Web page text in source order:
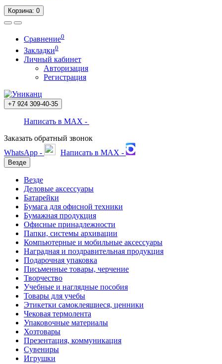
Корзина: 0
Сравнение0
Закладки0
Личный кабинет
Авторизация
Регистрация
+7 924 309-40-35
Написать в MAX -
Заказать обратный звонок
WhatsApp -
Написать в MAX -
Везде
Везде
Деловые аксессуары
Батарейки
Бумага для офисной техники
Бумажная продукция
Офисные принадлежности
Папки, системы архивации
Компьютерные и мобильные аксессуары
Наградная и поздравительная продукция
Подарочная упаковка
Письменные товары, черчение
Творчество
Учебные и наглядные пособия
Товары для учебы
Этикетки самоклеящиеся, ценники
Чековая термолента
Упаковочные материалы
Хозтовары
Презентация, коммуникация
Сувениры
Игрушки